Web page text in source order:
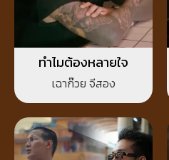
ทำไมต้องหลายใจ
เฉาก๊วย จีสอง